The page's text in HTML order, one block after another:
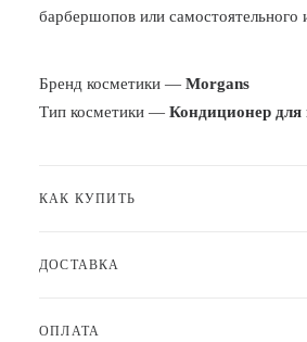
барбершопов или самостоятельного
Бренд косметики — Morgans
Тип косметики — Кондиционер для
КАК КУПИТЬ
ДОСТАВКА
ОПЛАТА